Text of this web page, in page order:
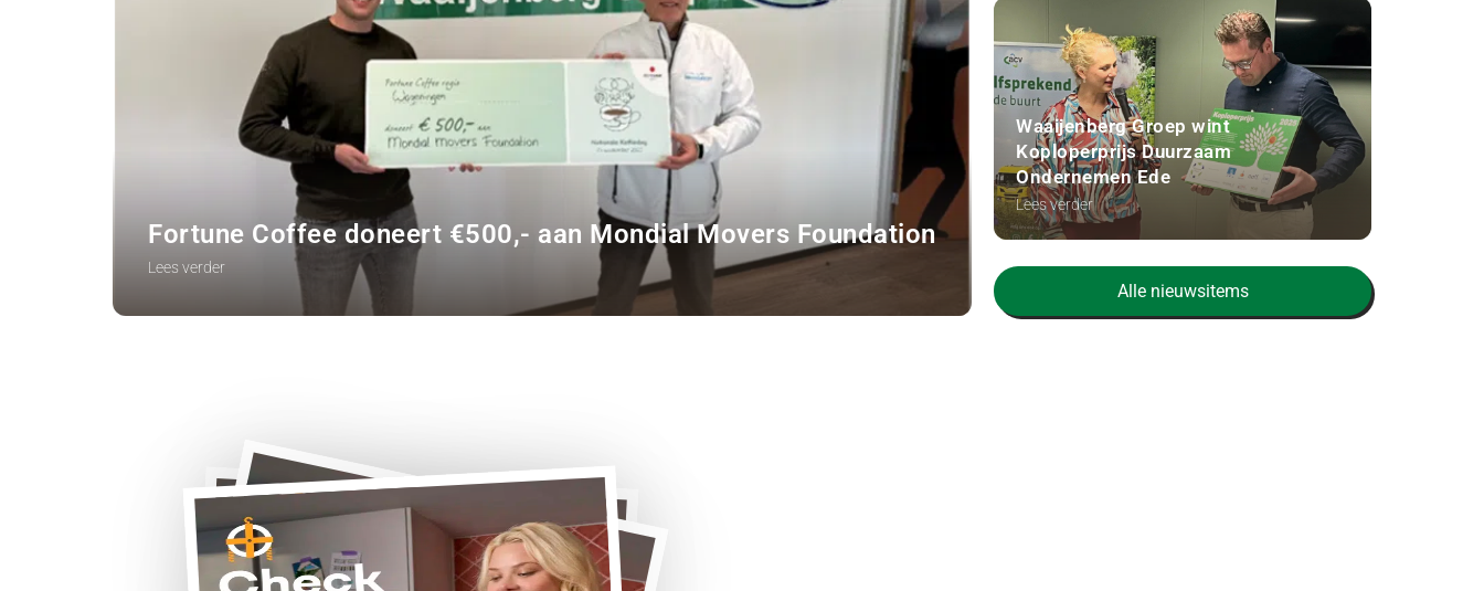
Fortune Coffee doneert €500,- aan Mondial Movers Foundation
Lees verder
Waaijenberg Groep wint
Koploperprijs Duurzaam
Ondernemen Ede
Lees verder
Alle nieuwsitems